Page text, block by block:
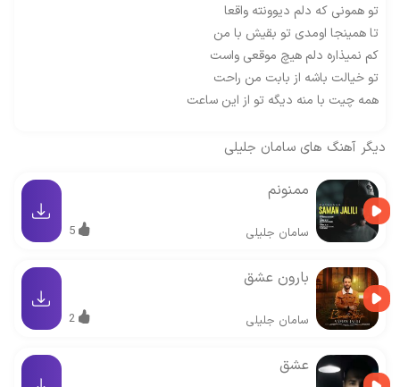
تو همونی که دلم دیوونته واقعا
تا همینجا اومدی تو بقیش با من
کم نمیذاره دلم هیچ موقعی واست
تو خیالت باشه از بابت من راحت
همه چیت با منه دیگه تو از این ساعت
دیگر آهنگ های سامان جلیلی
ممنونم
سامان جلیلی 5
بارون عشق
سامان جلیلی 2
عشق